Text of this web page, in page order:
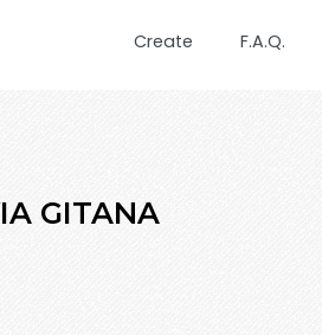
Create F.A.Q.
GITANA